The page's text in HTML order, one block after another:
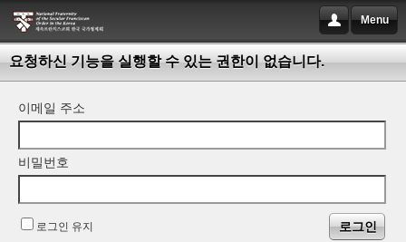
Menu
요청하신 기능을 실행할 수 있는 권한이 없습니다.
이메일 주소
비밀번호
로그인 유지